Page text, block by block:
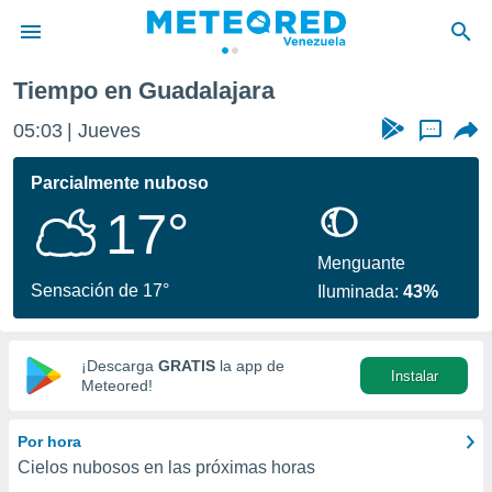
de
ha
que se
calidad.
a este
las
y
digital
basada
Tiempo en Guadalajara
05:03 Jueves ...
Parcialmente nuboso
17°
Sensación de 17°
Menguante
Iluminada:43%
¡Descarga GRATIS la app de
Meteored!
Instalar
Por hora
Cielos nubosos en las próximas horas